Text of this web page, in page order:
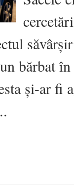
bărbat în
și-ar fi